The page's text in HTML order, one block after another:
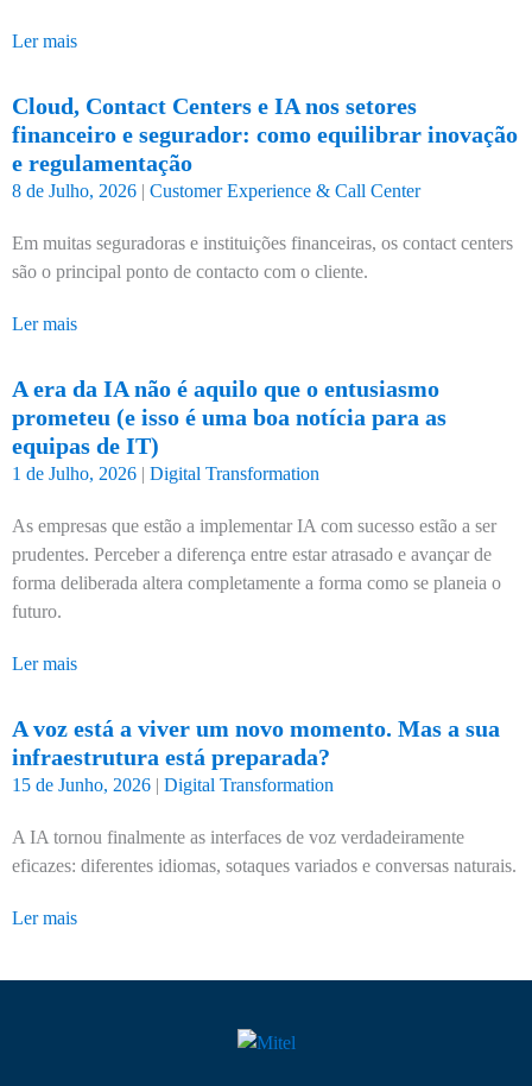
Ler mais
Cloud, Contact Centers e IA nos setores
financeiro e segurador: como equilibrar inovação
e regulamentação
8 de Julho, 2026 | Customer Experience & Call Center
Em muitas seguradoras e instituições financeiras, os contact centers
são o principal ponto de contacto com o cliente.
Ler mais
A era da IA não é aquilo que o entusiasmo
prometeu (e isso é uma boa notícia para as
equipas de IT)
1 de Julho, 2026 | Digital Transformation
As empresas que estão a implementar IA com sucesso estão a ser
prudentes. Perceber a diferença entre estar atrasado e avançar de
forma deliberada altera completamente a forma como se planeia o
futuro.
Ler mais
A voz está a viver um novo momento. Mas a sua
infraestrutura está preparada?
15 de Junho, 2026 | Digital Transformation
A IA tornou finalmente as interfaces de voz verdadeiramente
eficazes: diferentes idiomas, sotaques variados e conversas naturais.
Ler mais